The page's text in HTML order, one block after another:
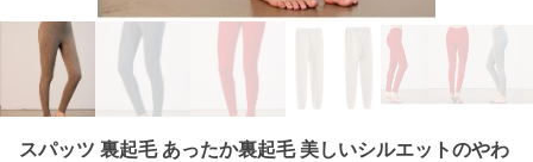
スパッツ 裏起毛 あったか裏起毛 美しいシルエットのやわ